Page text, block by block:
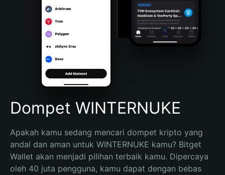
Bahasa Indonesia
Português (Brasil)
Español (Argentina)
Dompet WINTERNUKE
Apakah kamu sedang mencari dompet kripto yang
andal dan aman untuk WINTERNUKE kamu? Bitget
Wallet akan menjadi pilihan terbaik kamu. Dipercaya
oleh 40 juta pengguna, kamu dapat dengan bebas